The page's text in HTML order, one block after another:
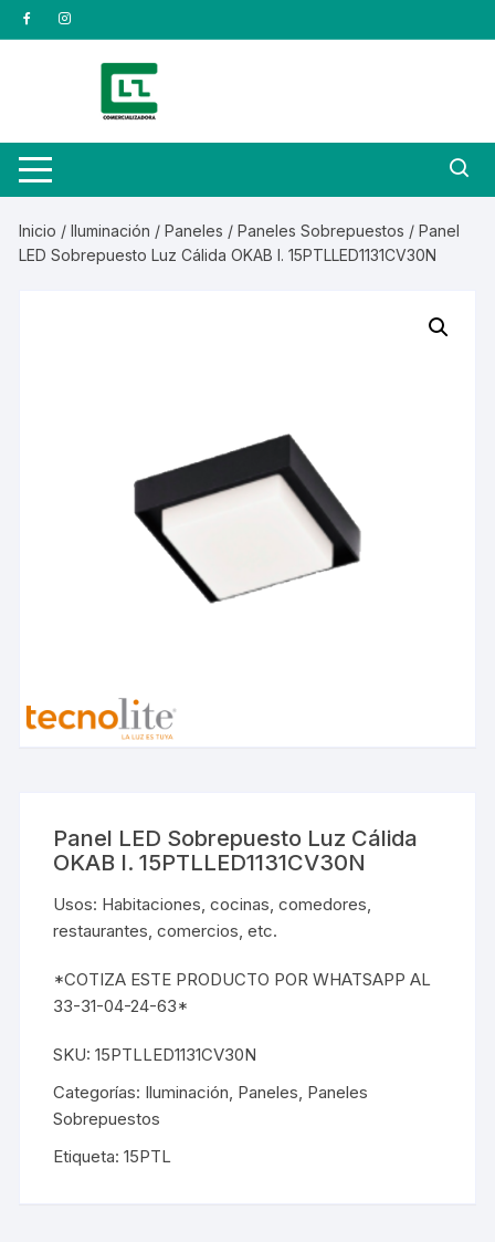
Saltar
al
Inicio /Iluminación /Paneles /Paneles Sobrepuestos / Panel
LED Sobrepuesto Luz Cálida OKAB I. 15PTLLED1131CV30N
Panel LED Sobrepuesto Luz Cálida
OKAB I. 15PTLLED1131CV30N
Usos: Habitaciones, cocinas, comedores,
restaurantes, comercios, etc.
*COTIZA ESTE PRODUCTO POR WHATSAPP AL
33-31-04-24-63*
SKU:15PTLLED1131CV30N
Categorías: Iluminación Paneles Paneles
Sobrepuestos
Etiqueta:15PTL